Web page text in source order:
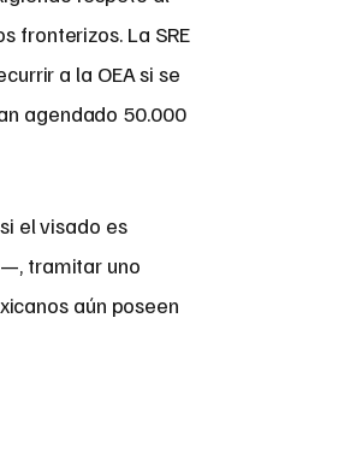
fronterizos. La SRE
a la OEA si se
agendado 50.000
el visado es
tramitar uno
aún poseen